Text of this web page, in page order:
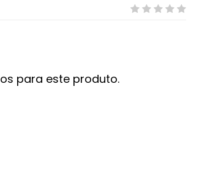
para este produto.